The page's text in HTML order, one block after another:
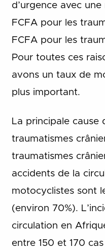
d’urgence avec
FCFA pour les
FCFA pour les
Pour toutes ces
avons un taux de
plus important.
La principale cause
traumatismes
traumatismes
accidents de la
motocyclistes sont
(environ 70%).
circulation en
entre 150 et 170